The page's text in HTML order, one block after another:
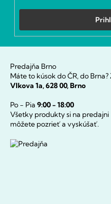
Predajňa Brno
Máte to kúsok do ČR, do
Vlkova 1a, 628 00, Brno
Po - Pia 9:00 - 18:00
Všetky produkty si na predajni
môžete pozrieť a vyskúšať.